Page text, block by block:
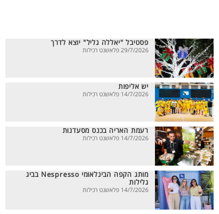
פסטיבל "יאללה גליל" יוצא לדרך
29/7/2026 פלאשנט רכילות
יש אליפות
14/7/2026 פלאשנט רכילות
רעמת האריה בכנס מסעדנות
14/7/2026 פלאשנט רכילות
מותג הקפה הבינלאומי Nespresso בביג
גלילות
14/7/2026 פלאשנט רכילות